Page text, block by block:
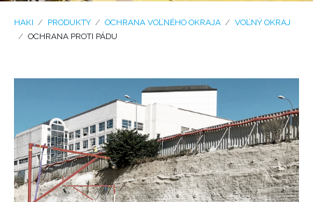
HAKI PRODUKTY OCHRANA VOĽNÉHO OKRAJA
VOĽNÝ OKRAJ
OCHRANA PROTI PÁDU